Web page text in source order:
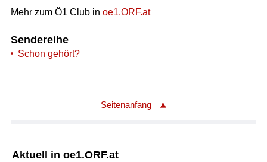
Mehr zum Ö1 Club in oe1.ORF.at
Sendereihe
Schon gehört?
Seitenanfang
Aktuell in oe1.ORF.at